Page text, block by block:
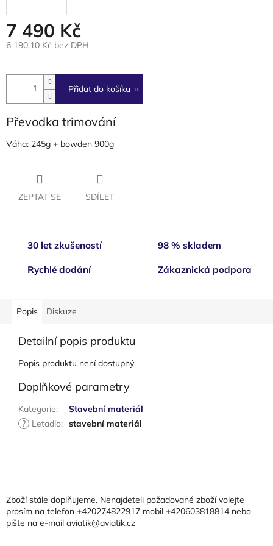
7 490 Kč
6 190,10 Kč bez DPH
cena:
Přidat do košíku
Převodka trimování
Váha: 245g + bowden 900g
ZEPTAT SE SDÍLET
30 let zkušeností 98 % skladem
Rychlé dodání Zákaznická podpora
Popis Diskuze
Detailní popis produktu
Popis produktu není dostupný
Doplňkové parametry
Kategorie:
Stavební materiál
?
Letadlo: stavební materiál
aZboží stále doplňujeme. Nenajdeteli požadované zboží volejte
prosím na telefon +420274822917 mobil +420603818814 nebo
pište na e-mail aviatik@aviatik.cz